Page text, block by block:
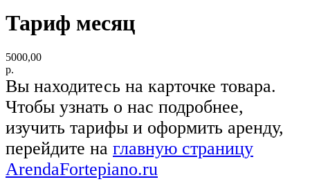
Тариф месяц
5000,00
р.
Вы находитесь на карточке товара.
Чтобы узнать о нас подробнее,
изучить тарифы и оформить аренду,
перейдите на главную страницу
ArendaFortepiano.ru